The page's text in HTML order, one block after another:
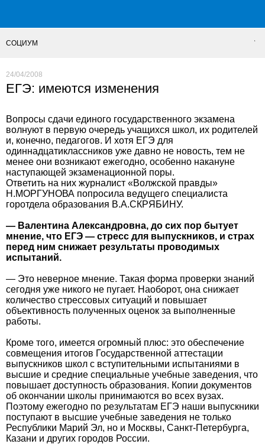
СОЦИУМ
24/04/2008
ЕГЭ: имеются изменения
Вопросы сдачи единого государственного экзамена
волнуют в первую очередь учащихся школ, их родителей
и, конечно, педагогов. И хотя ЕГЭ для
одиннадцатиклассников уже давно не новость, тем не
менее они возникают ежегодно, особенно накануне
наступающей экзаменационной поры.
Ответить на них журналист «Волжской правды»
Н.МОРГУНОВА попросила ведущего специалиста
горотдела образования В.А.СКРЯБИНУ.
— Валентина Александровна, до сих пор бытует
мнение, что ЕГЭ — стресс для выпускников, и страх
перед ним снижает результаты проводимых
испытаний.
— Это неверное мнение. Такая форма проверки знаний
сегодня уже никого не пугает. Наоборот, она снижает
количество стрессовых ситуаций и повышает
объективность полученных оценок за выполненные
работы.
Кроме того, имеется огромный плюс: это обеспечение
совмещения итогов Государственной аттестации
выпускников школ с вступительными испытаниями в
высшие и средние специальные учебные заведения, что
повышает доступность образования. Копии документов
об окончании школы принимаются во всех вузах.
Поэтому ежегодно по результатам ЕГЭ наши выпускники
поступают в высшие учебные заведения не только
Республики Марий Эл, но и Москвы, Санкт-Петербурга,
Казани и других городов России.